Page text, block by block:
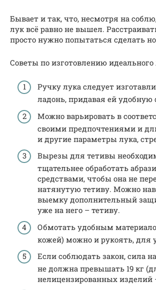
Бывает и так, что, несмотря на
лук всё равно не вышел.
просто нужно попытаться сделать
Советы по изготовлению идеального
Ручку лука следует
ладонь, придавая ей удобную
Можно варьировать в
своими предпочтениями и
и другие параметры лука,
Вырезы для тетивы
тщательнее обработать
средствами, чтобы она не
натянутую тетиву. Можно
выемку дополнительный
уже на него – тетиву.
Обмотать удобным
кожей) можно и рукоять, для
Если соблюдать закон, сила
не должна превышать 19 кг
нелицензированных изделий